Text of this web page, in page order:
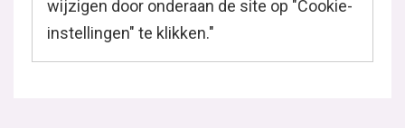
wijzigen door onderaan de site op "Cookie-
instellingen" te klikken."